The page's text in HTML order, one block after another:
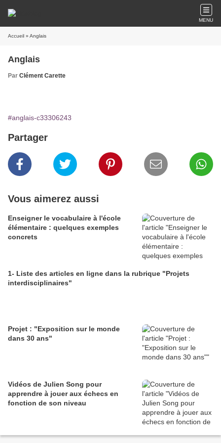
MENU
Accueil » Anglais
Anglais
Par Clément Carette
#anglais-c33306243
Partager
Vous aimerez aussi
Enseigner le vocabulaire à l'école
élémentaire : quelques exemples
concrets
1- Liste des articles en ligne dans la rubrique "Projets
interdisciplinaires"
Projet : "Exposition sur le monde
dans 30 ans"
Vidéos de Julien Song pour
apprendre à jouer aux échecs en
fonction de son niveau